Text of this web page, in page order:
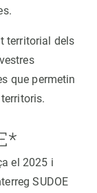
territorial dels
que permetin
el 2025 i
SUDOE